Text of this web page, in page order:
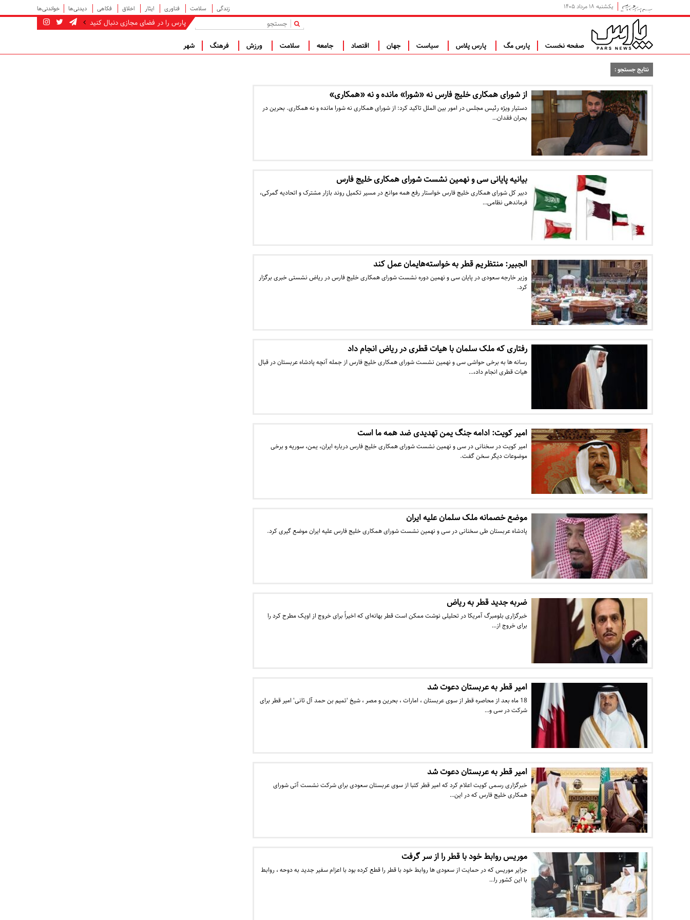
یکشنبه ۱۸ مرداد ۱۴۰۵ زندگی سلامت فناوری ایثار اخلاق فکاهی دیدنی‌ها خواندنی‌ها
پارس را در فضای مجازی دنبال کنید |
صفحه نخست پارس مگ پارس پلاس سیاست جهان اقتصاد جامعه سلامت ورزش فرهنگ شهر
نتایج جستجو :
از شورای همکاری خلیج فارس نه «شورا» مانده و نه «همکاری»
دستیار ویژه رئیس مجلس در امور بین الملل تاکید کرد: از شورای همکاری نه شورا مانده و نه همکاری. بحرین در
بحران فقدان…
بیانیه پایانی سی و نهمین نشست شورای همکاری خلیج فارس
​دبیر کل شورای همکاری خلیج فارس خواستار رفع همه موانع در مسیر تکمیل روند بازار مشترک و اتحادیه گمرکی،
فرماندهی نظامی…
الجبیر: منتظریم قطر به خواسته‌هایمان عمل کند
وزیر خارجه سعودی در پایان سی و نهمین دوره نشست شورای همکاری خلیج فارس در ریاض نشستی خبری برگزار
کرد.
رفتاری که ملک سلمان با هیات قطری در ریاض انجام داد
رسانه ها به برخی حواشی سی و نهمین نشست شورای همکاری خلیج فارس از جمله آنچه پادشاه عربستان در قبال
هیات قطری انجام داد،…
امیر کویت: ادامه جنگ یمن تهدیدی ضد همه ما است
امیر کویت در سخنانی در سی و نهمین نشست شورای همکاری خلیج فارس درباره ایران، یمن، سوریه و برخی
موضوعات دیگر سخن گفت.
موضع خصمانه ملک سلمان علیه ایران
پادشاه عربستان طی سخنانی در سی و نهمین نشست شورای همکاری خلیج فارس علیه ایران موضع گیری کرد.
ضربه جدید قطر به ریاض
خبرگزاری بلومبرگ آمریکا در تحلیلی نوشت ممکن است قطر بهانه‌ای که اخیراً برای خروج از اوپک مطرح کرد را
برای خروج از…
امیر قطر به عربستان دعوت شد
18 ماه بعد از محاصره قطر از سوی عربستان ، امارات ، بحرین و مصر ، شیخ 'تمیم بن حمد آل ثانی' امیر قطر برای
شرکت در سی و…
امیر قطر به عربستان دعوت شد
خبرگزاری رسمی کویت اعلام کرد که امیر قطر کتبا از سوی عربستان سعودی برای شرکت نشست آتی شورای
همکاری خلیج فارس که در این…
موریس روابط خود با قطر را از سر گرفت
جزایر موریس که در حمایت از سعودی ها روابط خود با قطر را قطع کرده بود با اعزام سفیر جدید به دوحه ، روابط
با این کشور را…